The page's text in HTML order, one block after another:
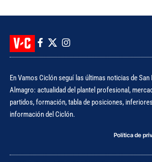
En Vamos Ciclón seguí las últimas noticias de
Almagro: actualidad del plantel profesional,
partidos, formación, tabla de posiciones,
información del Ciclón.
Política de